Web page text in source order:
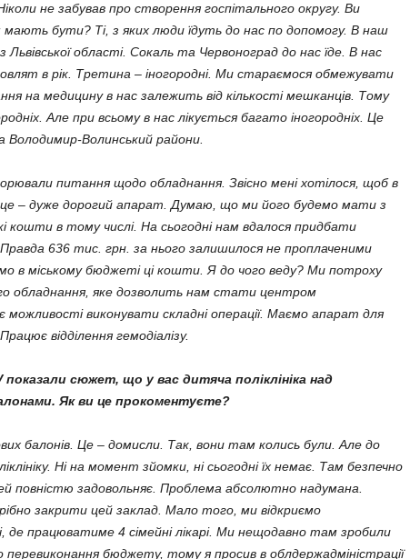
не забував про створення госпітального округу. Ви
бути? Ті, з яких люди їдуть до нас по допомогу. В наш
Львівської області. Сокаль та Червоноград до нас їде. В нас
в рік. Третина – іногородні. Ми стараємося обмежувати
на медицину в нас залежить від кількості мешканців. Тому
Але при всьому в нас лікується багато іногородніх. Це
Володимир-Волинський райони.
питання щодо обладнання. Звісно мені хотілося, щоб в
– дуже дорогий апарат. Думаю, що ми його будемо мати з
кошти в тому числі. На сьогодні нам вдалося придбати
636 тис. грн. за нього залишилося не проплаченими
в міському бюджеті ці кошти. Я до чого веду? Ми потроху
обладнання, яке дозволить нам стати центром
можливості виконувати складні операції. Маємо апарат для
відділення гемодіалізу.
показали сюжет, що у вас дитяча поліклініка над
Як ви це прокоментуєте?
балонів. Це – домисли. Так, вони там колись були. Але до
Ні на момент зйомки, ні сьогодні їх немає. Там безпечно
повністю задовольняє. Проблема абсолютно надумана.
закрити цей заклад. Мало того, ми відкриємо
де працюватиме 4 сімейні лікарі. Ми нещодавно там зробили
бюджету, тому я просив в облдержадміністрації